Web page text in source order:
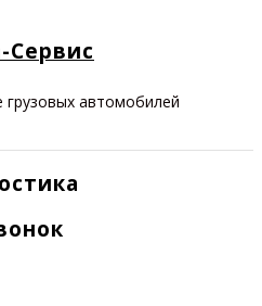
Сервис
автомобилей